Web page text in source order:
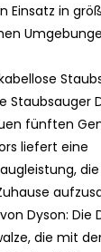
Einsatz in
Staubsauger
fünften
liefert eine
Dyson: Die
die mit